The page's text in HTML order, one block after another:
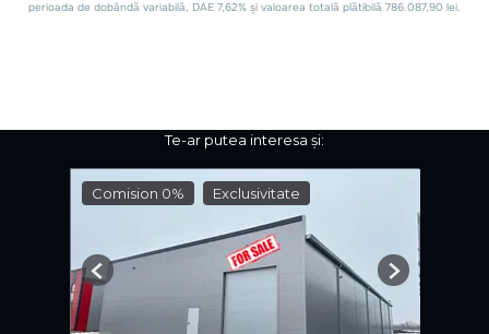
Te-ar putea interesa și:
Comision 0% Exclusivitate
Previous Next